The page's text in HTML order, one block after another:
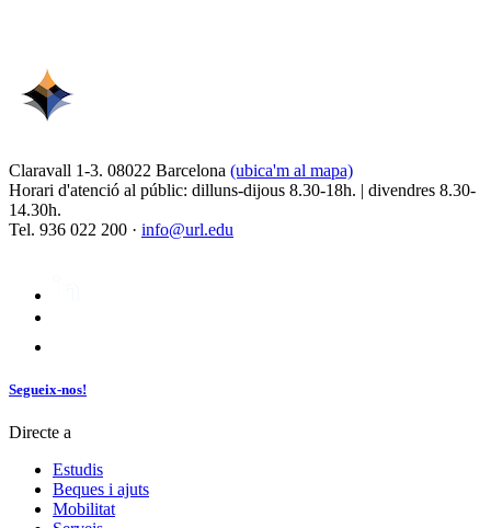
Claravall 1-3. 08022 Barcelona (ubica'm al mapa)
Horari d'atenció al públic: dilluns-dijous 8.30-18h. | divendres 8.30-
14.30h.
Tel. 936 022 200 · info@url.edu
Segueix-nos!
Directe a
Estudis
Beques i ajuts
Mobilitat